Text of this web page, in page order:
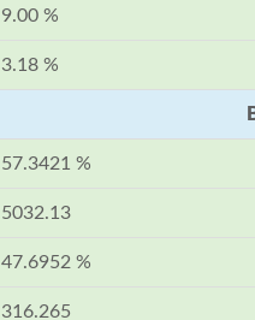
9.00 %
3.18 %
57.3421 %
5032.13
47.6952 %
316.265